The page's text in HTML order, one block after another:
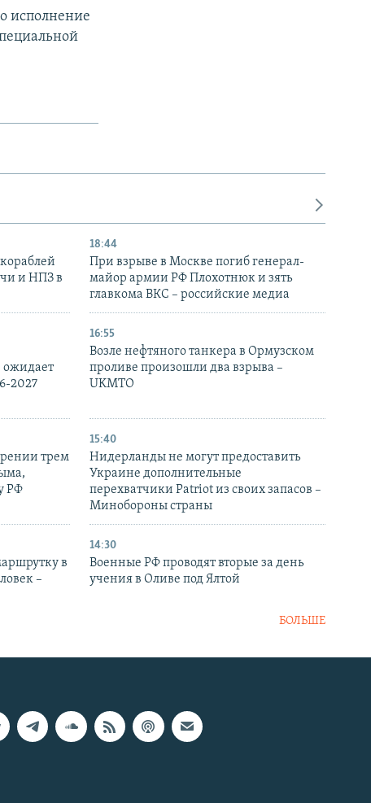
исполнение
и НПЗ в
18:44
При взрыве в Москве погиб генерал-
майор армии РФ Плохотнюк и зять
главкома ВКС – российские медиа
ожидает
2027
16:55
Возле нефтяного танкера в Ормузском
проливе произошли два взрыва –
UKMTO
трем
РФ
15:40
Нидерланды не могут предоставить
Украине дополнительные
перехватчики Patriot из своих запасов –
Минобороны страны
в
–
14:30
Военные РФ проводят вторые за день
учения в Оливе под Ялтой
БОЛЬШЕ